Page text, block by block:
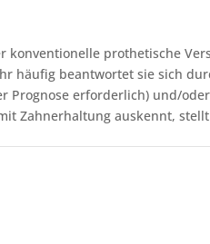
konventionelle prothetische
häufig beantwortet sie sich
Prognose erforderlich) und/
Zahnerhaltung auskennt,